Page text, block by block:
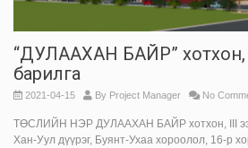
“ДУЛААХАН БАЙР”
барилга
2021-04-15 By Project Manager No
ТӨСЛИЙН НЭР ДУЛААХАН БАЙР хотхон, III
Хан-Уул дүүрэг, Буянт-Ухаа хороолол, 16-р